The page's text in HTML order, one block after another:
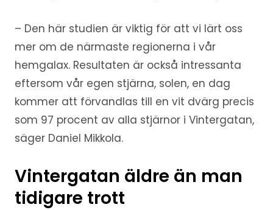
– Den här studien är viktig för att vi lärt oss
mer om de närmaste regionerna i vår
hemgalax. Resultaten är också intressanta
eftersom vår egen stjärna, solen, en dag
kommer att förvandlas till en vit dvärg precis
som 97 procent av alla stjärnor i Vintergatan,
säger Daniel Mikkola.
Vintergatan äldre än man
tidigare trott